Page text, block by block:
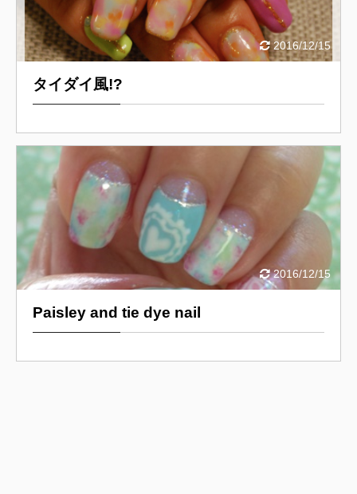
2016/12/15
タイダイ風!?
2016/12/15
Paisley and tie dye nail